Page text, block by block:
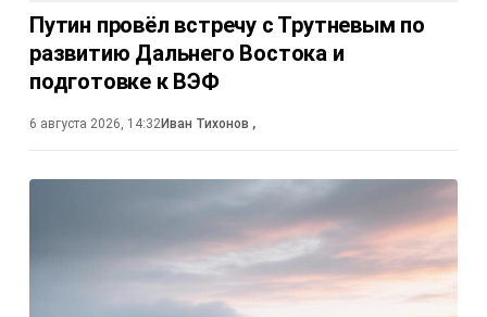
Путин провёл встречу с Трутневым по
развитию Дальнего Востока и
подготовке к ВЭФ
6 августа 2026, 14:32Иван Тихонов ,